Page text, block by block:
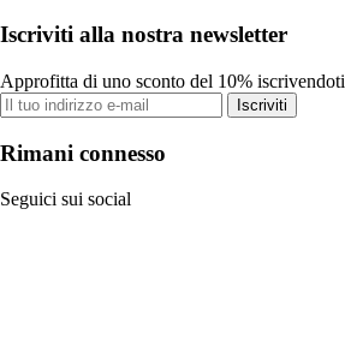
Iscriviti alla nostra newsletter
Approfitta di uno sconto del 10%
Iscriviti
Rimani connesso
Seguici sui social